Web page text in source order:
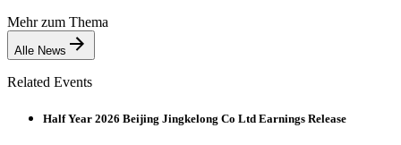
Mehr zum Thema
Alle News
Related Events
Half Year 2026 Beijing Jingkelong Co Ltd Earnings Release